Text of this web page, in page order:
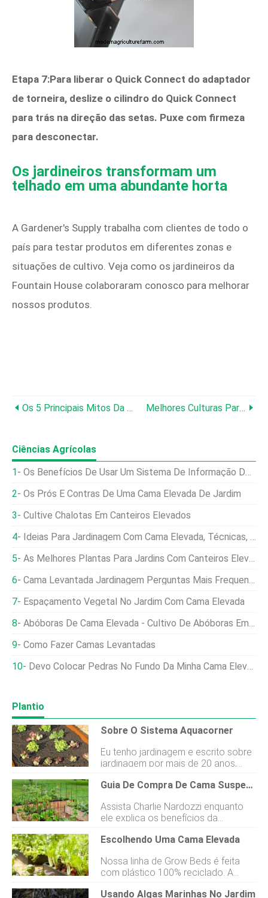
Etapa 7:Para liberar o Quick Connect do adaptador
de torneira, deslize o cilindro do Quick Connect
para trás na direção das setas. Puxe com firmeza
para desconectar.
Os jardineiros transformam um
telhado em uma abundante horta
A Gardener's Supply trabalha com clientes de todo o
país para testar produtos em diferentes zonas e
situações de cultivo. Veja como os jardineiros da
Fountain House colaboraram conosco para melhorar
nossos produtos.
Os 5 Principais Mitos Da Irrigação Melhores Culturas Para Pequenas Hortas
Ciências Agrícolas
Os Benefícios De Usar Um Sistema De Informação De Gerenciamento De Fazenda
Os Prós E Contras De Uma Cama Elevada De Jardim
Cultive Chalotas Em Canteiros Elevados
Ideias Para Jardinagem Com Cama Elevada, Técnicas, Pontas
As Melhores Plantas Para Jardins Com Canteiros Elevados
Cama Levantada Jardinagem Perguntas Mais Frequentes
Espaçamento Vegetal No Jardim Com Cama Elevada
Abóboras De Cama Elevada - Cultivo De Abóboras Em Uma Cama Elevada
Como Fazer Camas Levantadas
Devo Colocar Pedras No Fundo Da Minha Cama Elevada No Jardim?
Plantio
Sobre O Sistema Aquacorner
Eu tenho jardinagem e escrito sobre
jardinagem por mais de 20 anos,
mas acho que estou sempre
aprendendo coisas novas sobre as
que chamam meu quintal de casa.
Essa é a grande coisa sobre
jardinagem - nunca é chato! Trabalhei
como paisagista, em uma fazenda
orgânica, como técnico de pesquisa
em um laboratório de patologia de
plantas e administrei um pequeno
negócio de flores de corte, todos os
Guia De Compra De Cama Suspensa
Assista Charlie Nardozzi enquanto
ele explica os benefícios da
jardinagem em canteiros elevados e
descreve algumas das opções de
Supply. Saiba mais sobre Charlie.
Começando um novo jardim?
Olhando para o seu jogo de
Escolhendo Uma Cama Elevada
Nossa linha de Grow Beds é feita
com plástico 100% reciclado. A
Gardeners Supply oferece uma
ampla gama de canteiros elevados,
Usando Algas Marinhas No Jardim